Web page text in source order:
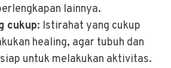
lainnya.
cukup: Istirahat yang cukup
healing, agar tubuh dan
untuk melakukan aktivitas.